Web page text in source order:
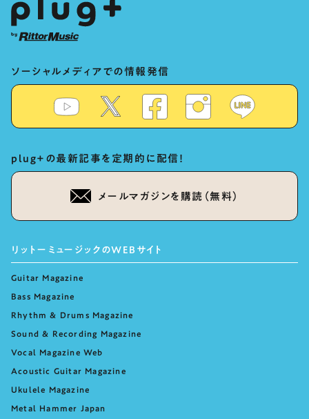
ソーシャルメディアでの情報発信
plug+の最新記事を定期的に配信！
メールマガジンを購読（無料）
リットーミュージックのWEBサイト
Guitar Magazine
Bass Magazine
Rhythm & Drums Magazine
Sound & Recording Magazine
Vocal Magazine Web
Acoustic Guitar Magazine
Ukulele Magazine
Metal Hammer Japan